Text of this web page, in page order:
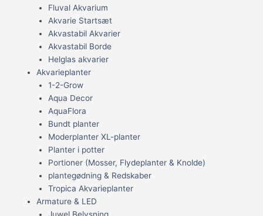
Fluval Akvarium
Akvarie Startsæt
Akvastabil Akvarier
Akvastabil Borde
Helglas akvarier
Akvarieplanter
1-2-Grow
Aqua Decor
AquaFlora
Bundt planter
Moderplanter XL-planter
Planter i potter
Portioner (Mosser, Flydeplanter & Knolde)
plantegødning & Redskaber
Tropica Akvarieplanter
Armature & LED
Juwel Belysning